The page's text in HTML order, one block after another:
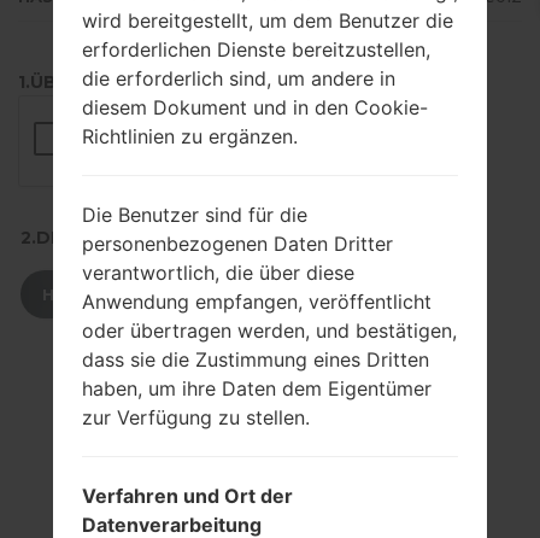
1.ÜBERPRÜFEN SIE AUF RECAPTCHA
2.DRÜCKEN SIE ZUM HERUNTERLADEN
HERUNTERLADEN
wird bereitgestellt, um dem Benutzer die
erforderlichen Dienste bereitzustellen,
die erforderlich sind, um andere in
diesem Dokument und in den Cookie-
Richtlinien zu ergänzen.
Die Benutzer sind für die
personenbezogenen Daten Dritter
verantwortlich, die über diese
Anwendung empfangen, veröffentlicht
oder übertragen werden, und bestätigen,
dass sie die Zustimmung eines Dritten
haben, um ihre Daten dem Eigentümer
zur Verfügung zu stellen.
Verfahren und Ort der
Datenverarbeitung